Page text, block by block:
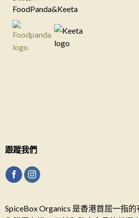
FoodPanda&Keeta
跟蹤我們
SpiceBox Organics 是香港首屈一指